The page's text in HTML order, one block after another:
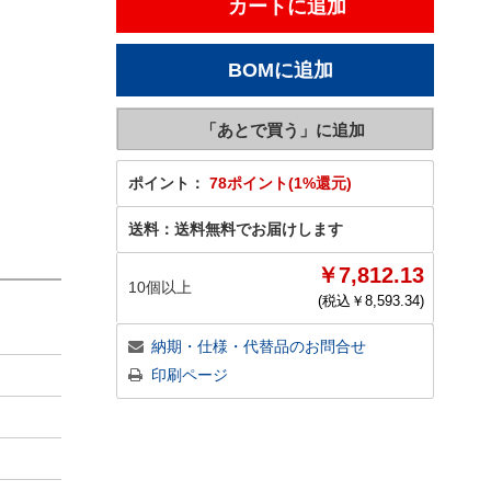
ポイント： 78ポイント(1%還元)
送料： 送料無料でお届けします
10個以上 ￥7,812.13
(税込￥ 8,593.34)
納期・仕様・代替品のお問合せ
印刷ページ